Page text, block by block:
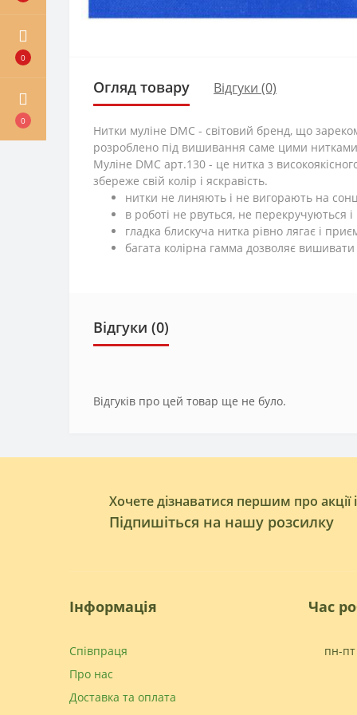
0
0
Огляд товару Відгуки (0)
Нитки муліне DMC - світовий бренд, що
розроблено під вишивання саме цими
Муліне DMC арт.130 - це нитка з
збереже свій колір і яскравість.
нитки не линяють і не вигорають на
в роботі не рвуться, не перекручуються
гладка блискуча нитка рівно лягає і
багата колірна гамма дозволяє
Відгуки (0)
Відгуків про цей товар ще не було.
Хочете дізнаватися першим про акції
Підпишіться на нашу розсилку
Інформація
Співпраця
Про нас
Доставка та оплата
Час
пн-